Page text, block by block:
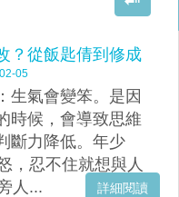
？從飯匙倩到修成
02-05
生氣會變笨。是因
時候，會導致思維
斷力降低。年少
，忍不住就想與人
人...
詳細閱讀